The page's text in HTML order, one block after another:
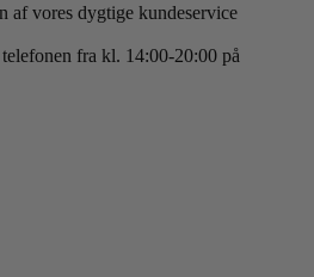
af vores dygtige kundeservice
fra kl. 14:00-20:00 på